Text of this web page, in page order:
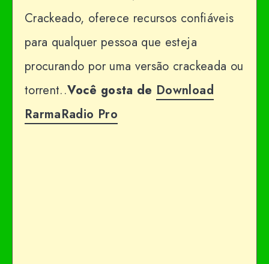
Crackeado, oferece recursos confiáveis ​​
para qualquer pessoa que esteja
procurando por uma versão crackeada ou
torrent..Você gosta de Download
RarmaRadio Pro